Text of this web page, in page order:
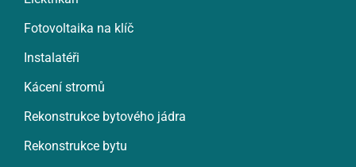
Fotovoltaika na klíč
Instalatéři
Kácení stromů
Rekonstrukce bytového jádra
Rekonstrukce bytu